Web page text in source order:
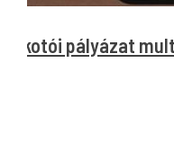
Alkotói pályázat